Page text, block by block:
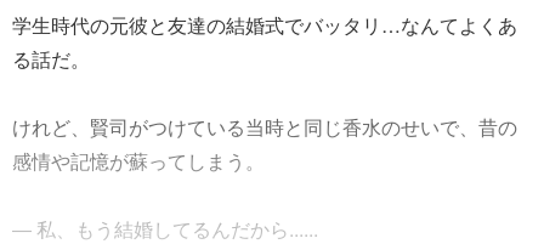
学生時代の元彼と友達の結婚式でバッタリ…なんてよくあ
る話だ。
けれど、賢司がつけている当時と同じ香水のせいで、昔の
感情や記憶が蘇ってしまう。
― 私、もう結婚してるんだから......